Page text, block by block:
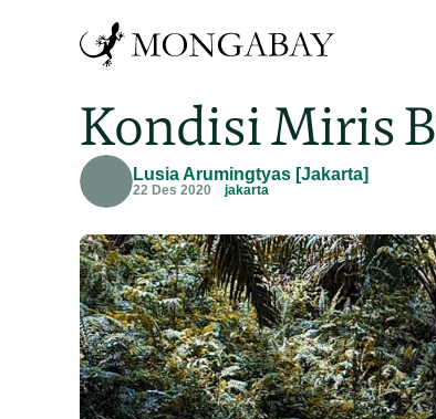
Kondisi Miris
Lusia Arumingtyas [Jakarta]
22 Des 2020 jakarta